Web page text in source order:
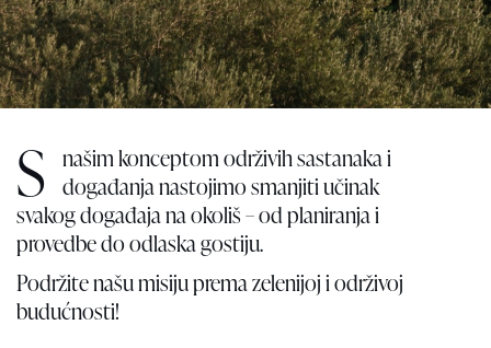
S
našim konceptom održivih sastanaka i
događanja nastojimo smanjiti učinak
svakog događaja na okoliš – od planiranja i
provedbe do odlaska gostiju.
Podržite našu misiju prema zelenijoj i održivoj
budućnosti!